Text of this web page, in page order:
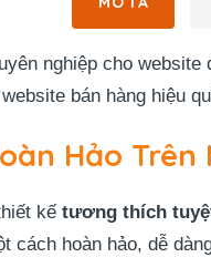
nghiệp cho website
bán hàng hiệu
Hảo Trên
kế tương thích
cách hoàn hảo, dễ